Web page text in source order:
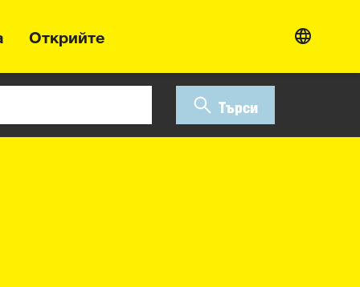
Открийте
Търси